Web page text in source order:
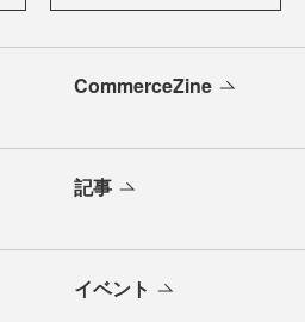
CommerceZine
記事
イベント